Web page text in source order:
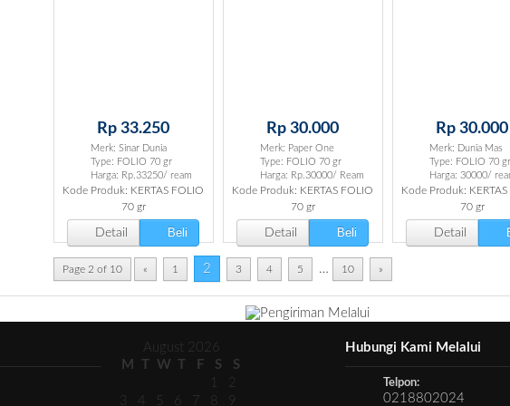
Rp 33.250
Merk: Sinar Dunia
Type: FOLIO 70 gr
Harga: Rp.33250/ ream
Kode Produk: KERTAS FOLIO
70 gr
Detail Beli
Rp 30.000
Merk: Paper One
Type: FOLIO 70 gr
Harga: Rp.30000/ Ream
Kode Produk: KERTAS FOLIO
70 gr
Detail Beli
Rp 30.000
Merk: Dunia Mas
Type: FOLIO 70 gr
Harga: 30000/
Kode Produk:
70 gr
Detail
Page 2 of 10 « 1 2 3 4 5 … 10 »
August 2026
M
W F S
S
1
2
3
5 6 8 9
Hubungi Kami Melalui
Telpon:
0218802024